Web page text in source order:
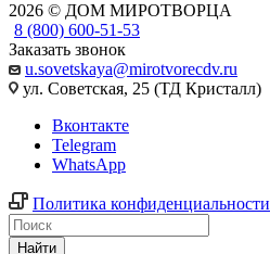
2026 © ДОМ МИРОТВОРЦА
8 (800) 600-51-53
Заказать звонок
u.sovetskaya@mirotvorecdv.ru
ул. Советская, 25 (ТД Кристалл)
Вконтакте
Telegram
WhatsApp
Политика конфиденциальности
Найти